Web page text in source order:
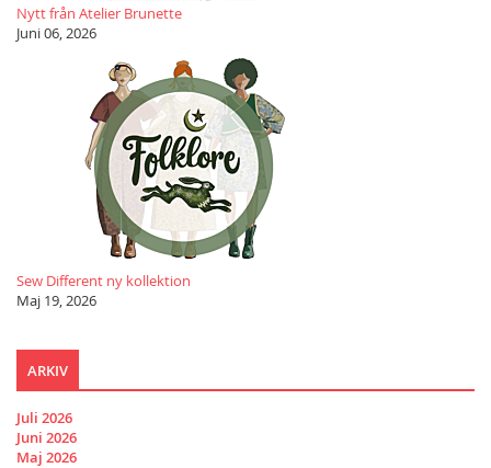
Nytt från Atelier Brunette
Juni 06, 2026
Sew Different ny kollektion
Maj 19, 2026
ARKIV
Juli 2026
Juni 2026
Maj 2026